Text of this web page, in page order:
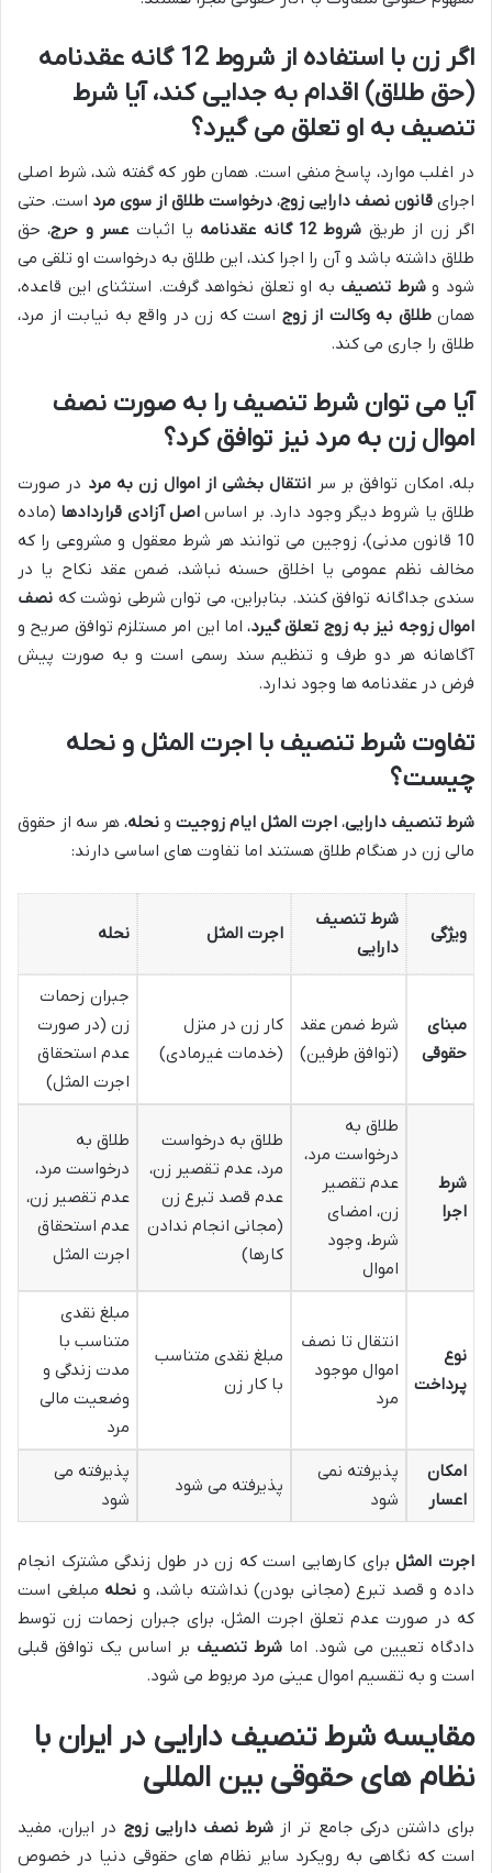
اگر زن با استفاده از شروط 12 گانه عقدنامه
(حق طلاق) اقدام به جدایی کند، آیا شرط
تنصیف به او تعلق می گیرد؟
در اغلب موارد، پاسخ منفی است. همان طور که گفته شد، شرط اصلی
اجرای قانون نصف دارایی زوج، درخواست طلاق از سوی مرد است. حتی
اگر زن از طریق شروط 12 گانه عقدنامه یا اثبات عسر و حرج، حق
طلاق داشته باشد و آن را اجرا کند، این طلاق به درخواست او تلقی می
شود وشرط تنصیف به او تعلق نخواهد گرفت. استثنای این قاعده،
همانطلاق به وکالت از زوج است که زن در واقع به نیابت از مرد،
طلاق را جاری می کند.
آیا می توان شرط تنصیف را به صورت نصف
اموال زن به مرد نیز توافق کرد؟
بله، امکان توافق بر سر انتقال بخشی از اموال زن به مرد در صورت
طلاق یا شروط دیگر وجود دارد. بر اساس اصل آزادی قراردادها (ماده
10 قانون مدنی)، زوجین می توانند هر شرط معقول و مشروعی را که
مخالف نظم عمومی یا اخلاق حسنه نباشد، ضمن عقد نکاح یا در
سندی جداگانه توافق کنند. بنابراین، می توان شرطی نوشت که نصف
اموال زوجه نیز به زوج تعلق گیرد، اما این امر مستلزم توافق صریح و
آگاهانه هر دو طرف و تنظیم سند رسمی است و به صورت پیش
فرض در عقدنامه ها وجود ندارد.
تفاوت شرط تنصیف با اجرت المثل و نحله
چیست؟
شرط تنصیف دارایی، اجرت المثل ایام زوجیت و نحله، هر سه از حقوق
مالی زن در هنگام طلاق هستند اما تفاوت های اساسی دارند:
ویژگی
شرط تنصیف
دارایی
اجرت المثل نحله
مبنای
حقوقی
شرط ضمن عقد
(توافق طرفین)
کار زن در منزل
(خدمات غیرمادی)
جبران زحمات
زن (در صورت
عدم استحقاق
اجرت المثل)
شرط
اجرا
طلاق به
درخواست مرد،
عدم تقصیر
زن، امضای
شرط، وجود
اموال
طلاق به درخواست
مرد، عدم تقصیر زن،
عدم قصد تبرع زن
(مجانی انجام ندادن
کارها)
طلاق به
درخواست مرد،
عدم تقصیر زن،
عدم استحقاق
اجرت المثل
نوع
پرداخت
انتقال تا نصف
اموال موجود
مرد
مبلغ نقدی متناسب
با کار زن
مبلغ نقدی
متناسب با
مدت زندگی و
وضعیت مالی
مرد
امکان
اعسار
پذیرفته نمی
شود
پذیرفته می شود
پذیرفته می
شود
اجرت المثلبرای کارهایی است که زن در طول زندگی مشترک انجام
داده و قصد تبرع (مجانی بودن) نداشته باشد، و نحله مبلغی است
که در صورت عدم تعلق اجرت المثل، برای جبران زحمات زن توسط
دادگاه تعیین می شود. اما شرط تنصیف بر اساس یک توافق قبلی
است و به تقسیم اموال عینی مرد مربوط می شود.
مقایسه شرط تنصیف دارایی در ایران با
نظام های حقوقی بین المللی
برای داشتن درکی جامع تر از شرط نصف دارایی زوج در ایران، مفید
است که نگاهی به رویکرد سایر نظام های حقوقی دنیا در خصوص